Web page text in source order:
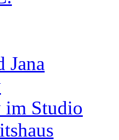
Jana
im Studio